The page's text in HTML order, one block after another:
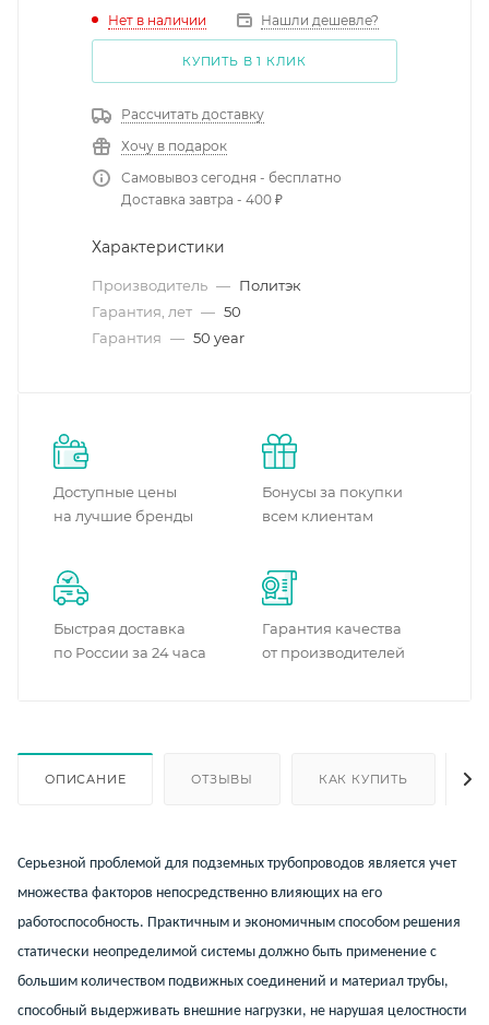
Нет в наличии Нашли дешевле?
КУПИТЬ В 1 КЛИК
Рассчитать доставку
Хочу в подарок
Самовывоз сегодня - бесплатно
Доставка завтра - 400 ₽
Характеристики
Производитель — Политэк
Гарантия, лет — 50
Гарантия — 50 year
Доступные цены
на лучшие бренды
Бонусы за покупки
всем клиентам
Быстрая доставка
по России за 24 часа
Гарантия качества
от производителей
ОПИСАНИЕ ОТЗЫВЫ КАК КУПИТЬ
Серьезной проблемой для подземных трубопроводов является учет
множества факторов непосредственно влияющих на его
работоспособность. Практичным и экономичным способом решения
статически неопределимой системы должно быть применение с
большим количеством подвижных соединений и материал трубы,
способный выдерживать внешние нагрузки, не нарушая целостности